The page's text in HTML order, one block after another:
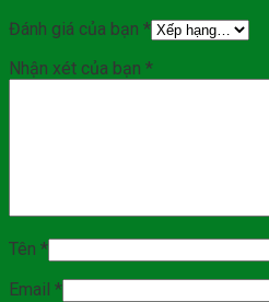
Đánh giá của bạn *
Nhận xét của bạn *
Tên *
Email *